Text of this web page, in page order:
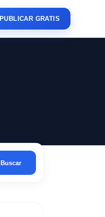
PUBLICAR GRATIS
Buscar